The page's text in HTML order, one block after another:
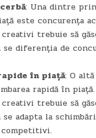
: Una dintre
este concurența
trebuie să
se diferenția de
în piață: O
rapidă în piață.
trebuie să
se adapta la
competitivi.